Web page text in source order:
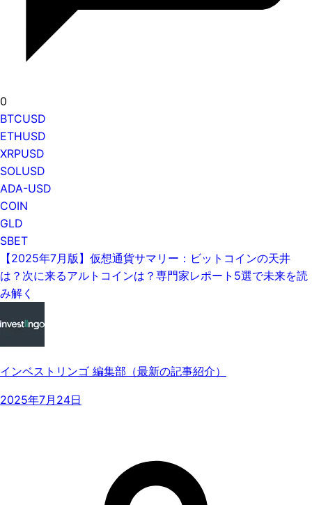
0
BTCUSD
ETHUSD
XRPUSD
SOLUSD
ADA-USD
COIN
GLD
SBET
【2025年7月版】仮想通貨サマリー：ビットコインの天井
は？次に来るアルトコインは？専門家レポート5選で未来を読
み解く
インベストリンゴ 編集部（最新の記事紹介）
2025年7月24日